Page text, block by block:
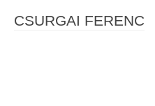
CSURGAI FERENC